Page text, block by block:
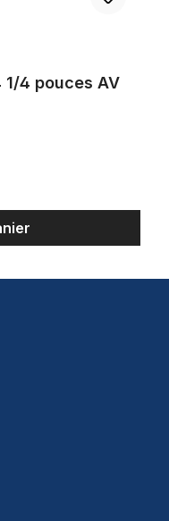
1/4 pouces AV